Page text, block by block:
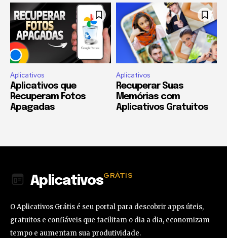
Aplicativos
Aplicativos que
Recuperam Fotos
Apagadas
Aplicativos
Recuperar Suas
Memórias com
Aplicativos Gratuitos
AplicativosGRÁTIS
O Aplicativos Grátis é seu portal para descobrir apps úteis,
gratuitos e confiáveis que facilitam o dia a dia, economizam
tempo e aumentam sua produtividade.